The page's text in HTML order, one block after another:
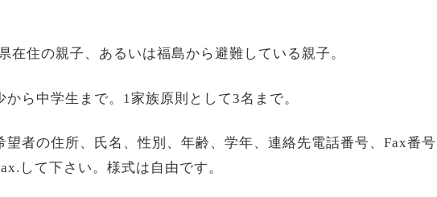
在住の親子、あるいは福島から避難している親子。
ら中学生まで。 1 家族原則として3名まで。
望者の住所、氏名、性別、年齢、学年、連絡先電話番号、 Fax番
して下さい。様式は自由です。